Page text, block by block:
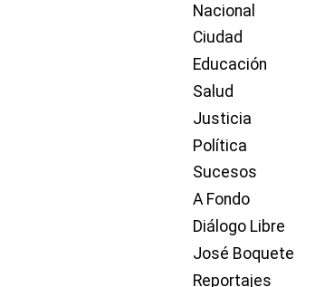
Nacional
Ciudad
Educación
Salud
Justicia
Política
Sucesos
A Fondo
Diálogo Libre
José Boquete
Reportajes